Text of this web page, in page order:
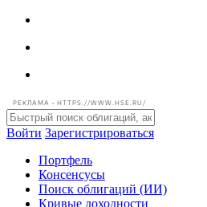
РЕКЛАМА • HTTPS://WWW.HSE.RU/
Войти Зарегистрироваться